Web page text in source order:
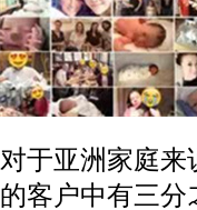
对于亚洲家庭来
的客户中有三分